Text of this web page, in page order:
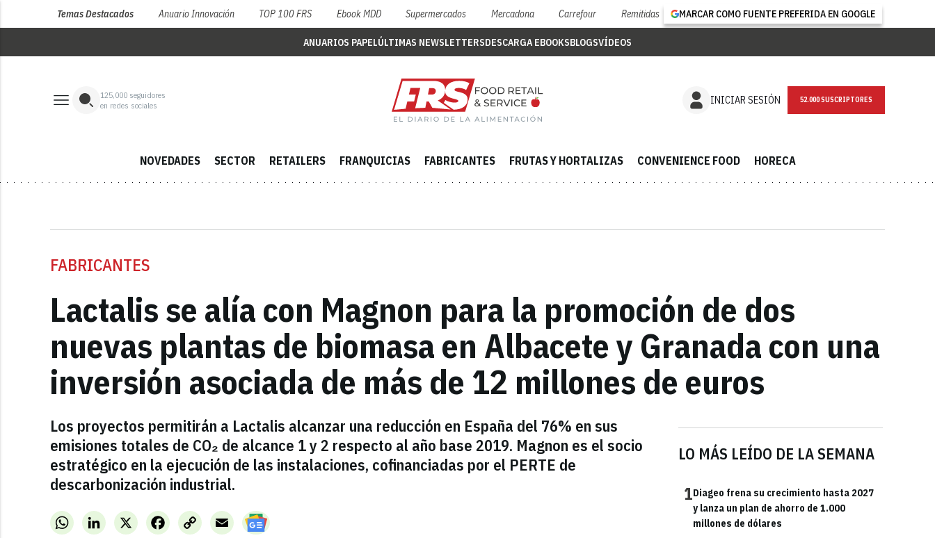
Temas Destacados Anuario Innovación TOP 100 FRS Ebook MDD Supermercados Mercadona Carrefour Remitidas MARCAR COMO FUENTE PREFERIDA EN GOOGLE
ANUARIOS PAPELÚLTIMAS NEWSLETTERSDESCARGA EBOOKSBLOGSVÍDEOS
125,000 seguidores
en redes sociales
INICIAR SESIÓN NEWSLETTER
NOVEDADES SECTOR RETAILERS FRANQUICIAS FABRICANTES FRUTAS Y HORTALIZAS CONVENIENCE FOOD HORECA
FABRICANTES
Lactalis se alía con Magnon para la promoción de dos
nuevas plantas de biomasa en Albacete y Granada con una
inversión asociada de más de 12 millones de euros
Los proyectos permitirán a Lactalis alcanzar una reducción en España del 76% en sus
emisiones totales de CO₂ de alcance 1 y 2 respecto al año base 2019. Magnon es el socio
estratégico en la ejecución de las instalaciones, cofinanciadas por el PERTE de
descarbonización industrial.
WhatsAppLinkedInX FacebookCopy
Link
Email
LO MÁS LEÍDO DE LA SEMANA
1Diageo frena su crecimiento hasta 2027
y lanza un plan de ahorro de 1.000
millones de dólares